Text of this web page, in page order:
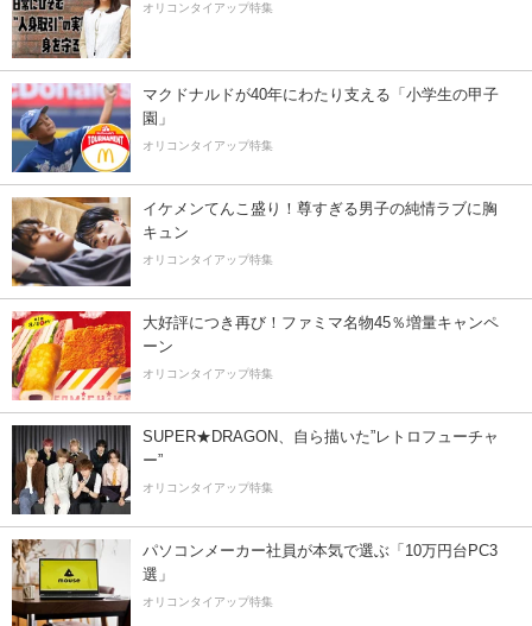
オリコンタイアップ特集
マクドナルドが40年にわたり支える「小学生の甲子
園」
オリコンタイアップ特集
イケメンてんこ盛り！尊すぎる男子の純情ラブに胸
キュン
オリコンタイアップ特集
大好評につき再び！ファミマ名物45％増量キャンペ
ーン
オリコンタイアップ特集
SUPER★DRAGON、自ら描いた”レトロフューチャ
ー”
オリコンタイアップ特集
パソコンメーカー社員が本気で選ぶ「10万円台PC3
選」
オリコンタイアップ特集